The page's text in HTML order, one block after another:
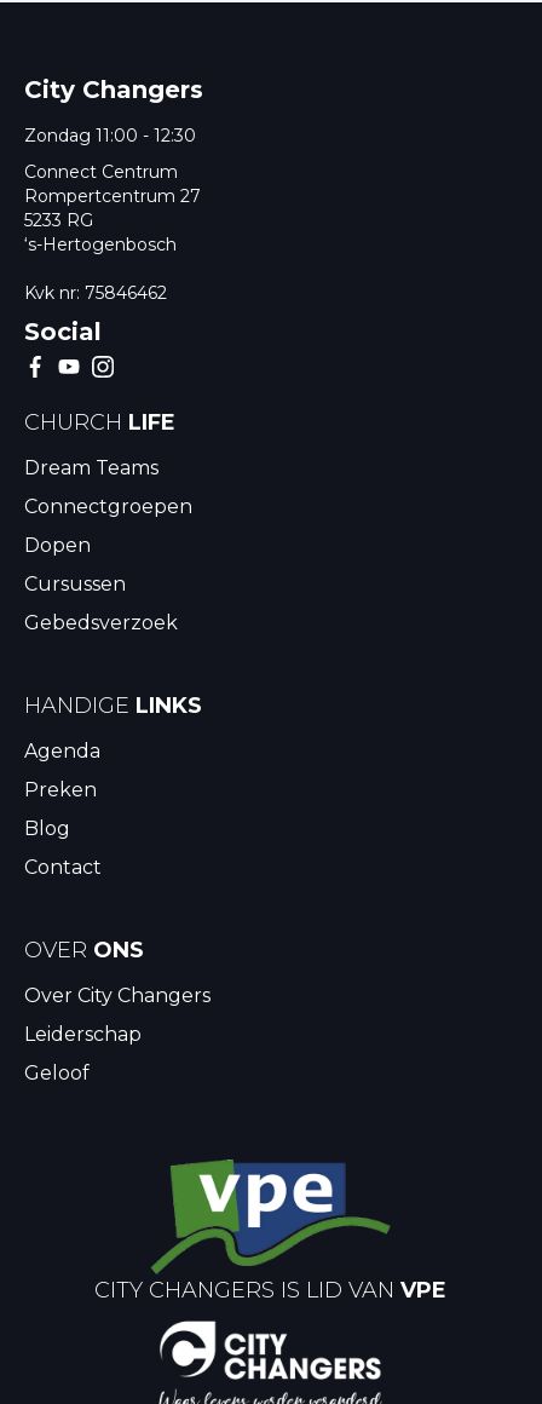
City Changers
Zondag 11:00 - 12:30
Connect Centrum
Rompertcentrum 27
5233 RG
‘s-Hertogenbosch
Kvk nr: 75846462
Social
CHURCH LIFE
Dream Teams
Connectgroepen
Dopen
Cursussen
Gebedsverzoek
HANDIGE LINKS
Agenda
Preken
Blog
Contact
OVER ONS
Over City Changers
Leiderschap
Geloof
CITY CHANGERS IS LID VANVPE